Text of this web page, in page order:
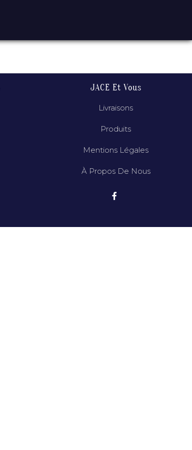
JACE Et Vous
Livraisons
Produits
Mentions Légales
À Propos De Nous